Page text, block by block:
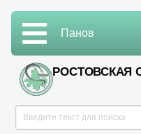
РОСТОВСКАЯ
Панов